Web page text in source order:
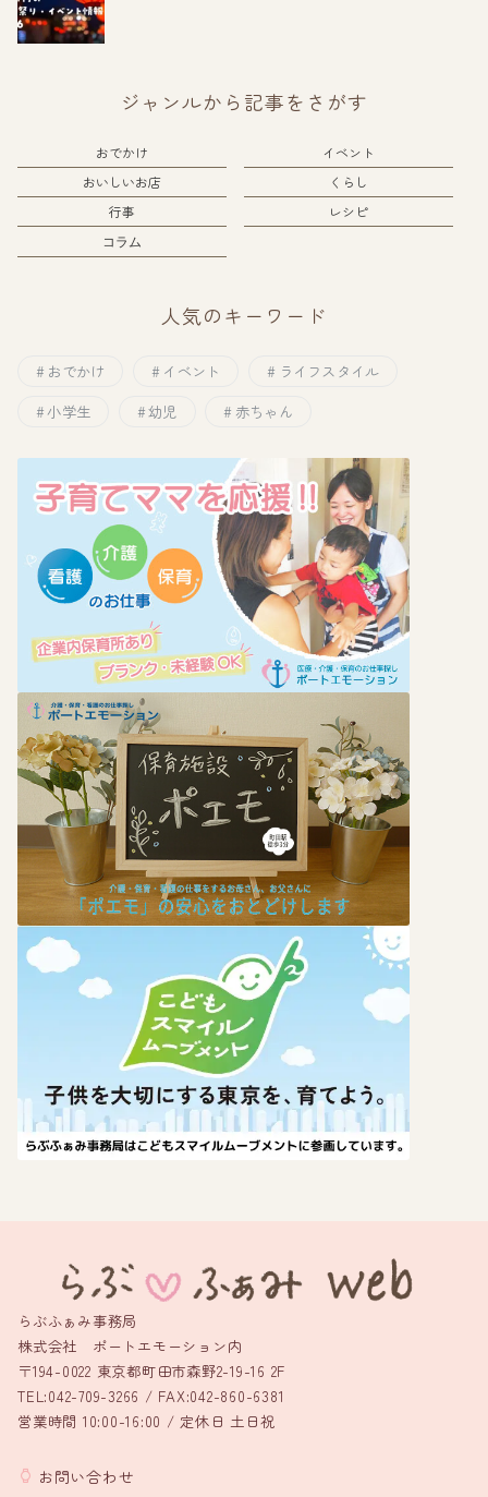
ジャンルから記事をさがす
おでかけ
イベント
おいしいお店
くらし
行事
レシピ
コラム
人気のキーワード
おでかけ イベント
ライフスタイル
小学生
幼児 赤ちゃん
らぶふぁみ事務局
株式会社 ポートエモーション内
〒194-0022 東京都町田市森野2-19-16 2F
TEL:042-709-3266 / FAX:042-860-6381
営業時間 10:00-16:00 / 定休日 土日祝
お問い合わせ